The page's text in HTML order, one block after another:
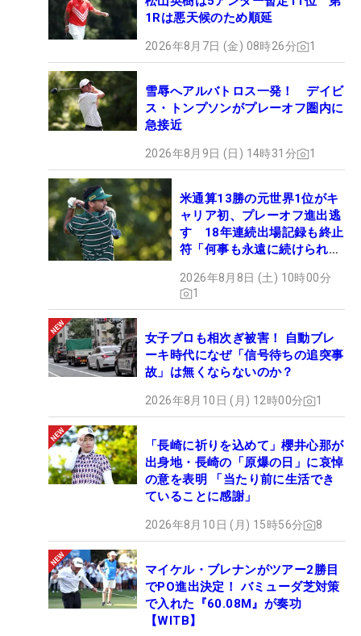
1Rは悪天候のため順延
2026年8月7日 (金) 08時26分 1
雪辱へアルバトロス一発！ デイビ
ス・トンプソンがプレーオフ圏内に
急接近
2026年8月9日 (日) 14時31分 1
米通算13勝の元世界1位がキ
ャリア初、プレーオフ進出逃
す 18年連続出場記録も終止
符「何事も永遠に続けられな
2026年8月8日 (土) 10時00分
1
女子プロも相次ぎ被害！ 自動ブレ
ーキ時代になぜ「信号待ちの追突事
故」は無くならないのか？
2026年8月10日 (月) 12時00分 1
「長崎に祈りを込めて」櫻井心那が
出身地・長崎の「原爆の日」に哀悼
の意を表明 「当たり前に生活でき
ていることに感謝」
2026年8月10日 (月) 15時56分 8
マイケル・ブレナンがツアー2勝目
でPO進出決定！ バミューダ芝対策
で入れた『60.08M』が奏功
【WITB】